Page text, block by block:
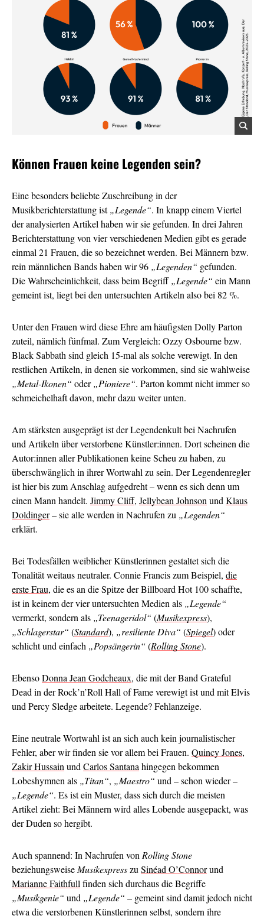
Können Frauen keine Legenden sein?
Eine besonders beliebte Zuschreibung in der
Musikberichterstattung ist„Legende“. In knapp einem Viertel
der analysierten Artikel haben wir sie gefunden. In drei Jahren
Berichterstattung von vier verschiedenen Medien gibt es gerade
einmal 21 Frauen, die so bezeichnet werden. Bei Männern bzw.
rein männlichen Bands haben wir 96 „Legenden“ gefunden.
Die Wahrscheinlichkeit, dass beim Begriff„Legende“ ein Mann
gemeint ist, liegt bei den untersuchten Artikeln also bei 82 %.
Unter den Frauen wird diese Ehre am häufigsten Dolly Parton
zuteil, nämlich fünfmal. Zum Vergleich: Ozzy Osbourne bzw.
Black Sabbath sind gleich 15-mal als solche verewigt. In den
restlichen Artikeln, in denen sie vorkommen, sind sie wahlweise
„Metal-Ikonen“ oder„Pioniere“. Parton kommt nicht immer so
schmeichelhaft davon, mehr dazu weiter unten.
Am stärksten ausgeprägt ist der Legendenkult bei Nachrufen
und Artikeln über verstorbene Künstler:innen. Dort scheinen die
Autor:innen aller Publikationen keine Scheu zu haben, zu
überschwänglich in ihrer Wortwahl zu sein. Der Legendenregler
ist hier bis zum Anschlag aufgedreht – wenn es sich denn um
einen Mann handelt. Jimmy Cliff, Jellybean Johnson und Klaus
Doldinger– sie alle werden in Nachrufen zu „Legenden“
erklärt.
Bei Todesfällen weiblicher Künstlerinnen gestaltet sich die
Tonalität weitaus neutraler. Connie Francis zum Beispiel, die
erste Frau, die es an die Spitze der Billboard Hot 100 schaffte,
ist in keinem der vier untersuchten Medien als „Legende“
vermerkt, sondern als „Teenageridol“ (Musikexpress),
„Schlagerstar“ (Standard), „resiliente Diva“ (Spiegel) oder
schlicht und einfach „Popsängerin“ (Rolling Stone).
EbensoDonna Jean Godcheaux, die mit der Band Grateful
Dead in der Rock’n’Roll Hall of Fame verewigt ist und mit Elvis
und Percy Sledge arbeitete. Legende? Fehlanzeige.
Eine neutrale Wortwahl ist an sich auch kein journalistischer
Fehler, aber wir finden sie vor allem bei Frauen. Quincy Jones,
Zakir Hussain und Carlos Santana hingegen bekommen
Lobeshymnen als „Titan“, „Maestro“ und – schon wieder –
„Legende“. Es ist ein Muster, dass sich durch die meisten
Artikel zieht: Bei Männern wird alles Lobende ausgepackt, was
der Duden so hergibt.
Auch spannend: In Nachrufen von Rolling Stone
beziehungsweise Musikexpresszu Sinéad O’Connorund
Marianne Faithfull finden sich durchaus die Begriffe
„Musikgenie“ und „Legende“ – gemeint sind damit jedoch nicht
etwa die verstorbenen Künstlerinnen selbst, sondern ihre